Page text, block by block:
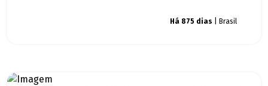
Há 875 dias | Brasil